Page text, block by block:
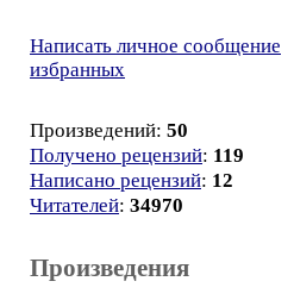
Написать личное сообщение
избранных
Произведений: 50
Получено рецензий: 119
Написано рецензий: 12
Читателей: 34970
Произведения